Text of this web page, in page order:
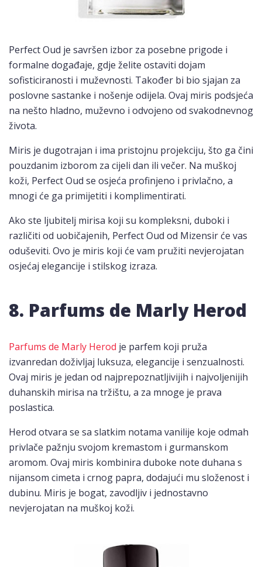
Perfect Oud je savršen izbor za posebne prigode i
formalne događaje, gdje želite ostaviti dojam
sofisticiranosti i muževnosti. Također bi bio sjajan za
poslovne sastanke i nošenje odijela. Ovaj miris podsjeća
na nešto hladno, muževno i odvojeno od svakodnevnog
života.
Miris je dugotrajan i ima pristojnu projekciju, što ga čini
pouzdanim izborom za cijeli dan ili večer. Na muškoj
koži, Perfect Oud se osjeća profinjeno i privlačno, a
mnogi će ga primijetiti i komplimentirati.
Ako ste ljubitelj mirisa koji su kompleksni, duboki i
različiti od uobičajenih, Perfect Oud od Mizensir će vas
oduševiti. Ovo je miris koji će vam pružiti nevjerojatan
osjećaj elegancije i stilskog izraza.
8. Parfums de Marly Herod
Parfums de Marly Herod je parfem koji pruža
izvanredan doživljaj luksuza, elegancije i senzualnosti.
Ovaj miris je jedan od najprepoznatljivijih i najvoljenijih
duhanskih mirisa na tržištu, a za mnoge je prava
poslastica.
Herod otvara se sa slatkim notama vanilije koje odmah
privlače pažnju svojom kremastom i gurmanskom
aromom. Ovaj miris kombinira duboke note duhana s
nijansom cimeta i crnog papra, dodajući mu složenost i
dubinu. Miris je bogat, zavodljiv i jednostavno
nevjerojatan na muškoj koži.